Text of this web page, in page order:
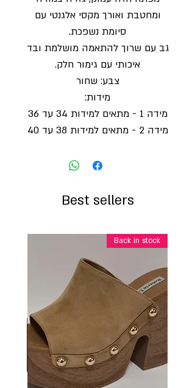
ומחטבת ואורך מקסי אלגנטי עם
סיומת נשפכת.
גב עם שרוך להתאמה מושלמת ובד
איכותי עם גימור חלק.
צבע: שחור
מידות:
מידה 1 - מתאים למידות 34 עד 36
מידה 2 - מתאים למידות 38 עד 40
Best sellers
Back in stock